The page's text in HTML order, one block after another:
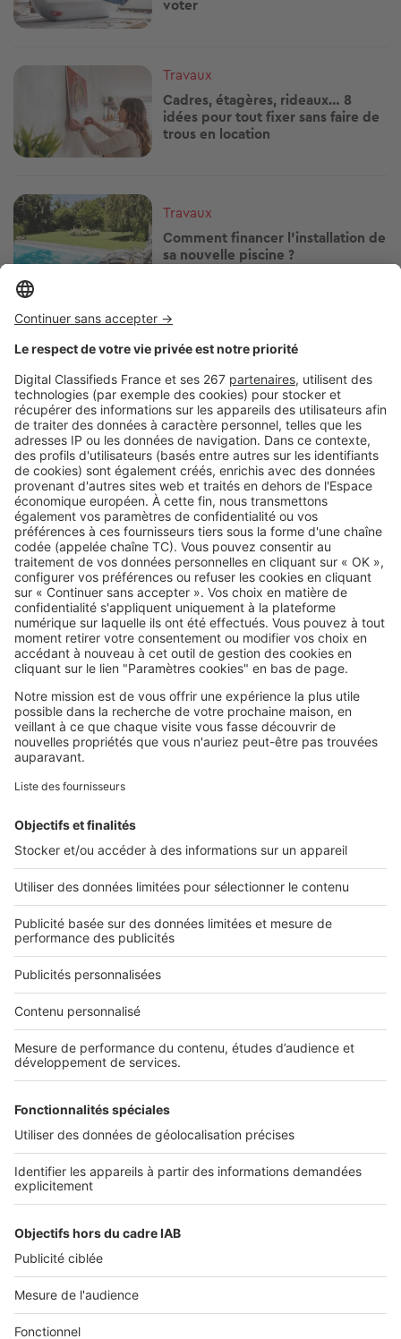
voter
Image
Travaux
Cadres, étagères, rideaux… 8
idées pour tout fixer sans faire de
trous en location
Image
Travaux
Comment financer l'installation de
sa nouvelle piscine ?
Image
Travaux
par quoi commencer ?
Image
Travaux
Transformer sa grange ou un
bâtiment agricole en gîte :
comment faire ?
SeLoger c'est aussi
Retrouvez-nous sur ...
L'ENTREPRISE
Nous contacter
Nous recrutons
NOS APPLICATIONS
Découvrez nos applications
Tous nos services pro
Accès client
À DÉCOUVRIR
Annuaire des professionnels
Tout l'immobilier
Toutes les villes
Tous les départements
Toutes les régions